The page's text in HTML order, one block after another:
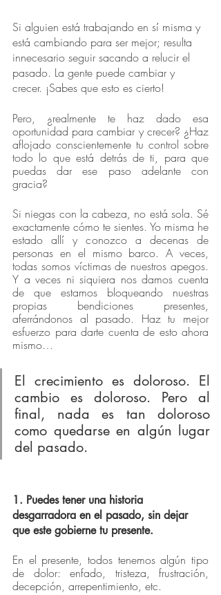
Si alguien está trabajando en sí misma y
está cambiando para ser mejor; resulta
innecesario seguir sacando a relucir el
pasado. La gente puede cambiar y
crecer. ¡Sabes que esto es cierto!
Pero, ¿realmente te haz dado esa
oportunidad para cambiar y crecer? ¿Haz
aflojado conscientemente tu control sobre
todo lo que está detrás de ti, para que
puedas dar ese paso adelante con
gracia?
Si niegas con la cabeza, no está sola. Sé
exactamente cómo te sientes. Yo misma he
estado allí y conozco a decenas de
personas en el mismo barco. A veces,
todas somos víctimas de nuestros apegos.
Y a veces ni siquiera nos damos cuenta
de que estamos bloqueando nuestras
propias bendiciones presentes,
aferrándonos al pasado. Haz tu mejor
esfuerzo para darte cuenta de esto ahora
mismo…
El crecimiento es doloroso. El
cambio es doloroso. Pero al
final, nada es tan doloroso
como quedarse en algún lugar
del pasado.
1. Puedes tener una historia
desgarradora en el pasado, sin dejar
que este gobierne tu presente.
En el presente, todos tenemos algún tipo
de dolor: enfado, tristeza, frustración,
decepción, arrepentimiento, etc.